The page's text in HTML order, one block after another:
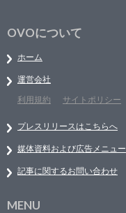
OVOについて
ホーム
運営会社
利用規約
サイトポリシー
プレスリリースはこちらへ
媒体資料および広告メニュー
記事に関するお問い合わせ
MENU